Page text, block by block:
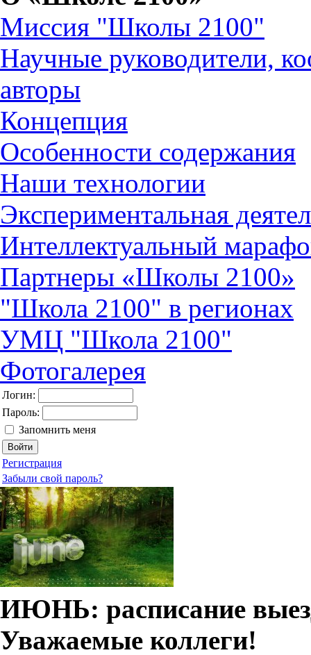
Миссия "Школы 2100"
Научные руководители,
авторы
Концепция
Особенности содержания
Наши технологии
Экспериментальная
Интеллектуальный
Партнеры «Школы 2100»
"Школа 2100" в регионах
УМЦ "Школа 2100"
Фотогалерея
Логин:
Пароль:
Запомнить меня
Регистрация
Забыли свой пароль?
ИЮНЬ: расписание
Уважаемые коллеги!